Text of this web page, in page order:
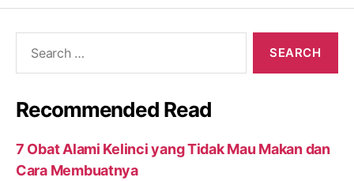
Recommended Read
7 Obat Alami Kelinci yang Tidak Mau Makan dan
Cara Membuatnya